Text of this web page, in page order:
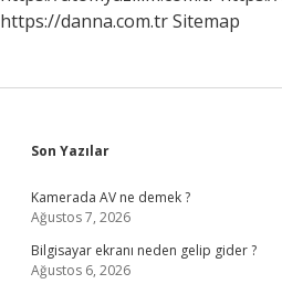
https://danna.com.trSitemap
Sidebar
Son Yazılar
Kamerada AV ne demek ?
Ağustos 7, 2026
Bilgisayar ekranı neden gelip gider ?
Ağustos 6, 2026